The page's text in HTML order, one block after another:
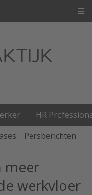
HR
Persberichten
meer
werkvloer